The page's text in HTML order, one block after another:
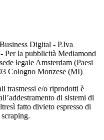
Digital - P.Iva
Per la pubblicità Mediamond
legale Amsterdam (Paesi
Cologno Monzese (MI)
trasmessi e/o riprodotti è
di sistemi di
fatto divieto espresso di